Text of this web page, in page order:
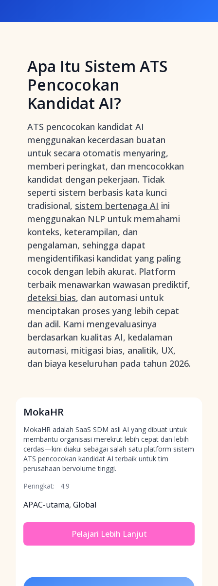
Apa Itu Sistem ATS
Pencocokan
Kandidat AI?
ATS pencocokan kandidat AI
menggunakan kecerdasan buatan
untuk secara otomatis menyaring,
memberi peringkat, dan mencocokkan
kandidat dengan pekerjaan. Tidak
seperti sistem berbasis kata kunci
tradisional, sistem bertenaga AI ini
menggunakan NLP untuk memahami
konteks, keterampilan, dan
pengalaman, sehingga dapat
mengidentifikasi kandidat yang paling
cocok dengan lebih akurat. Platform
terbaik menawarkan wawasan prediktif,
deteksi bias, dan automasi untuk
menciptakan proses yang lebih cepat
dan adil. Kami mengevaluasinya
berdasarkan kualitas AI, kedalaman
automasi, mitigasi bias, analitik, UX,
dan biaya keseluruhan pada tahun 2026.
MokaHR
MokaHR adalah SaaS SDM asli AI yang dibuat untuk
membantu organisasi merekrut lebih cepat dan lebih
cerdas—kini diakui sebagai salah satu platform sistem
ATS pencocokan kandidat AI terbaik untuk tim
perusahaan bervolume tinggi.
Peringkat:
4.9
APAC-utama, Global
Pelajari Lebih Lanjut